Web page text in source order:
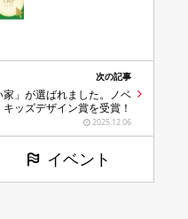
次の記事
家」が選ばれました。ノベ
キッズデザイン賞を受賞！
2025.12.06
イベント